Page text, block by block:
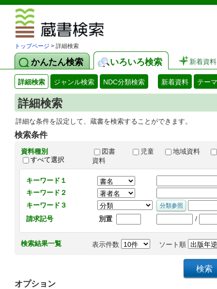
トップページ > 詳細検索
かんたん検索 いろいろ検索 新着資料
詳細検索 ジャンル検索 NDC分類検索 新着資料 テー
詳細検索
詳細な条件を設定して、蔵書を検索することができます。
検索条件
資料種別
すべて選択
図書 児童
地域資料
資料
キーワード１
キーワード２
キーワード３
請求記号
別置 /
検索結果一覧 表示件数 ソート順
オプション